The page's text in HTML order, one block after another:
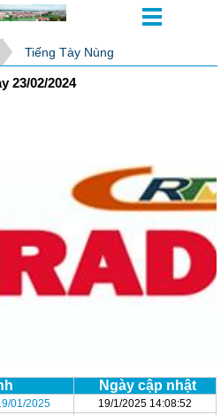
Tiếng Tày Nùng
23/02/2024
Ngày cập nhật
01/2025
19/1/2025 14:08:52